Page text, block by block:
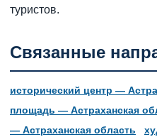
туристов.
Связанные
исторический центр —
площадь — Астраханская
— Астраханская область